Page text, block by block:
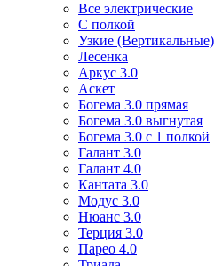
Все электрические
С полкой
Узкие (Вертикальные)
Лесенка
Аркус 3.0
Аскет
Богема 3.0 прямая
Богема 3.0 выгнутая
Богема 3.0 с 1 полкой
Галант 3.0
Галант 4.0
Кантата 3.0
Модус 3.0
Нюанс 3.0
Терция 3.0
Парео 4.0